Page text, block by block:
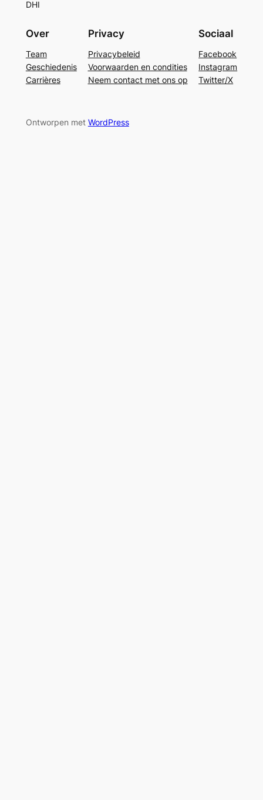
DHI
Over
Team
Geschiedenis
Carrières
Privacy
Privacybeleid
Voorwaarden en condities
Neem contact met ons op
Sociaal
Facebook
Instagram
Twitter/X
Ontworpen met WordPress